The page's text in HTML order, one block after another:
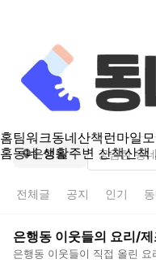
홈팀워크동네산책런마일
홈동네 생활주변 산책산책
은행동
전체글 공지 인기
은행동 이웃들의 요리/
은행동 이웃들이 직접 올린 요